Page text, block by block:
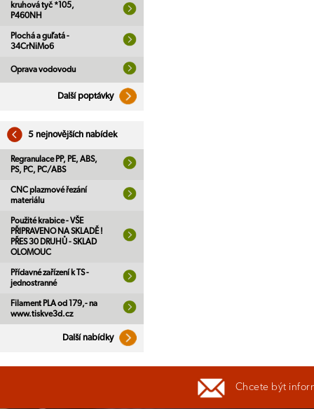
kruhová tyč *105,
P460NH
Plochá a guľatá -
34CrNiMo6
Oprava vodovodu
Další poptávky
5 nejnovějších nabídek
Regranulace PP, PE, ABS,
PS, PC, PC/ABS
CNC plazmové řezání
materiálu
Použité krabice - VŠE
PŘIPRAVENO NA SKLADĚ !
PŘES 30 DRUHŮ - SKLAD
OLOMOUC
Přídavné zařízení k TS -
jednostranné
Filament PLA od 179,- na
www.tiskve3d.cz
Další nabídky
Chcete být